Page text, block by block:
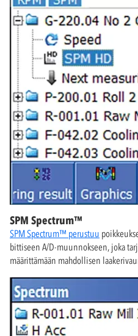
SPM Spectrum™
SPM Spectrum™ perustuu
bittiseen A/D-muunnokseen, joka
määrittämään mahdollisen